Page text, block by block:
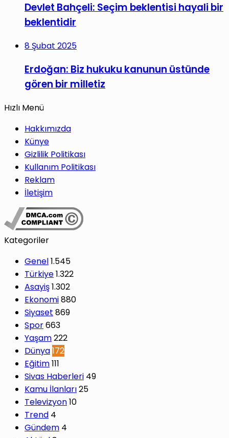
Devlet Bahçeli: Seçim beklentisi hayali bir
beklentidir
8 Şubat 2025
Erdoğan: Biz hukuku kanunun üstünde
gören bir milletiz
Hızlı Menü
Hakkımızda
Künye
Gizlilik Politikası
Kullanım Politikası
Reklam
İletişim
Kategoriler
Genel1.545
Türkiye1.322
Asayiş1.302
Ekonomi880
Siyaset 869
Spor663
Yaşam222
Dünya172
Eğitim111
Sivas Haberleri 49
Kamu İlanları25
Televizyon10
Trend 4
Gündem 4